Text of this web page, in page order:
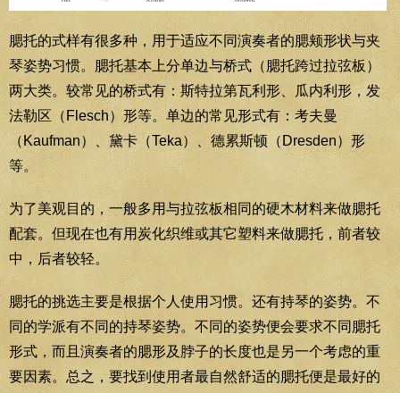
腮托的式样有很多种，用于适应不同演奏者的腮颊形状与夹
琴姿势习惯。腮托基本上分单边与桥式（腮托跨过拉弦板）
两大类。较常见的桥式有：斯特拉第瓦利形、瓜内利形，发
法勒区（Flesch）形等。单边的常见形式有：考夫曼
（Kaufman）、黛卡（Teka）、德累斯顿（Dresden）形
等。
为了美观目的，一般多用与拉弦板相同的硬木材料来做腮托
配套。但现在也有用炭化织维或其它塑料来做腮托，前者较
中，后者较轻。
腮托的挑选主要是根据个人使用习惯。还有持琴的姿势。不
同的学派有不同的持琴姿势。不同的姿势便会要求不同腮托
形式，而且演奏者的腮形及脖子的长度也是另一个考虑的重
要因素。总之，要找到使用者最自然舒适的腮托便是最好的